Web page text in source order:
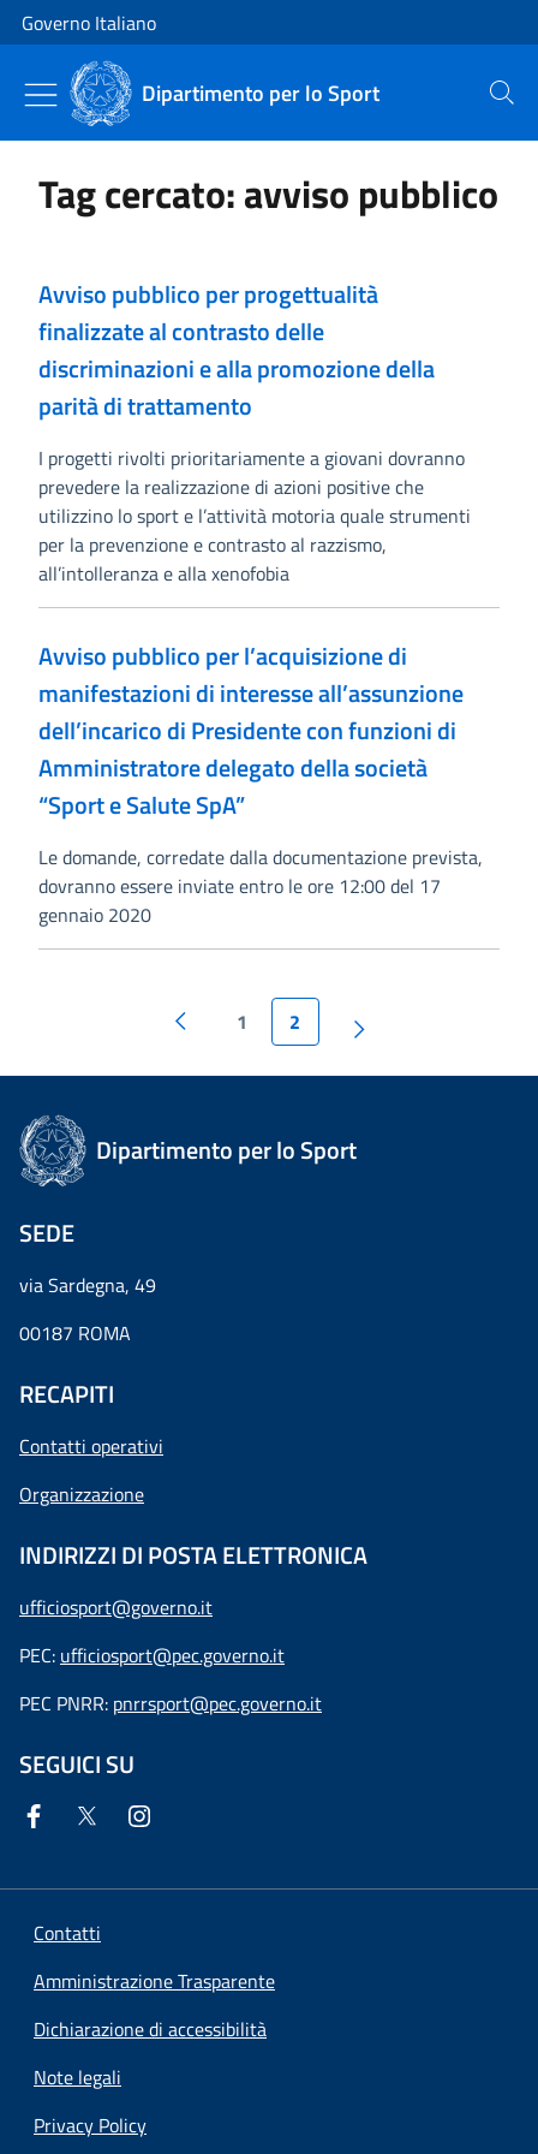
Vai al contenuto
Vai alla navigazione del sito
Governo Italiano
Dipartimento per lo Sport Cerca
Tag cercato: avviso pubblico
Avviso pubblico per progettualità
finalizzate al contrasto delle
discriminazioni e alla promozione della
parità di trattamento
I progetti rivolti prioritariamente a giovani dovranno
prevedere la realizzazione di azioni positive che
utilizzino lo sport e l’attività motoria quale strumenti
per la prevenzione e contrasto al razzismo,
all’intolleranza e alla xenofobia
Avviso pubblico per l’acquisizione di
manifestazioni di interesse all’assunzione
dell’incarico di Presidente con funzioni di
Amministratore delegato della società
“Sport e Salute SpA”
Le domande, corredate dalla documentazione prevista,
dovranno essere inviate entro le ore 12:00 del 17
gennaio 2020
1 2
Dipartimento per lo Sport
SEDE
via Sardegna, 49
00187 ROMA
RECAPITI
Contatti operativi
Organizzazione
INDIRIZZI DI POSTA ELETTRONICA
ufficiosport@governo.it
PEC: ufficiosport@pec.governo.it
PEC PNRR: pnrrsport@pec.governo.it
SEGUICI SU
Contatti
Amministrazione Trasparente
Dichiarazione di accessibilità
Note legali
Privacy Policy